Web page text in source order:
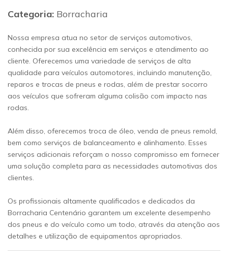
Categoria: Borracharia
Nossa empresa atua no setor de serviços automotivos,
conhecida por sua excelência em serviços e atendimento ao
cliente. Oferecemos uma variedade de serviços de alta
qualidade para veículos automotores, incluindo manutenção,
reparos e trocas de pneus e rodas, além de prestar socorro
aos veículos que sofreram alguma colisão com impacto nas
rodas.
Além disso, oferecemos troca de óleo, venda de pneus remold,
bem como serviços de balanceamento e alinhamento. Esses
serviços adicionais reforçam o nosso compromisso em fornecer
uma solução completa para as necessidades automotivas dos
clientes.
Os profissionais altamente qualificados e dedicados da
Borracharia Centenário garantem um excelente desempenho
dos pneus e do veículo como um todo, através da atenção aos
detalhes e utilização de equipamentos apropriados.